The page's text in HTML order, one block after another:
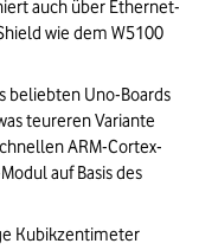
auch über Ethernet-
wie dem W5100
beliebten Uno-Boards
teureren Variante
ARM-Cortex-
auf Basis des
Kubikzentimeter